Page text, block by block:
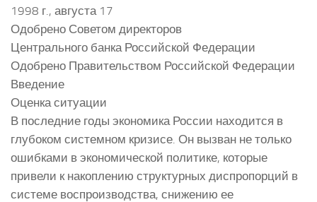
1998 г., августа 17
Одобрено Советом директоров
Центрального банка Российской Федерации
Одобрено Правительством Российской Федерации
Введение
Оценка ситуации
В последние годы экономика России находится в
глубоком системном кризисе. Он вызван не только
ошибками в экономической политике, которые
привели к накоплению структурных диспропорций в
системе воспроизводства, снижению ее